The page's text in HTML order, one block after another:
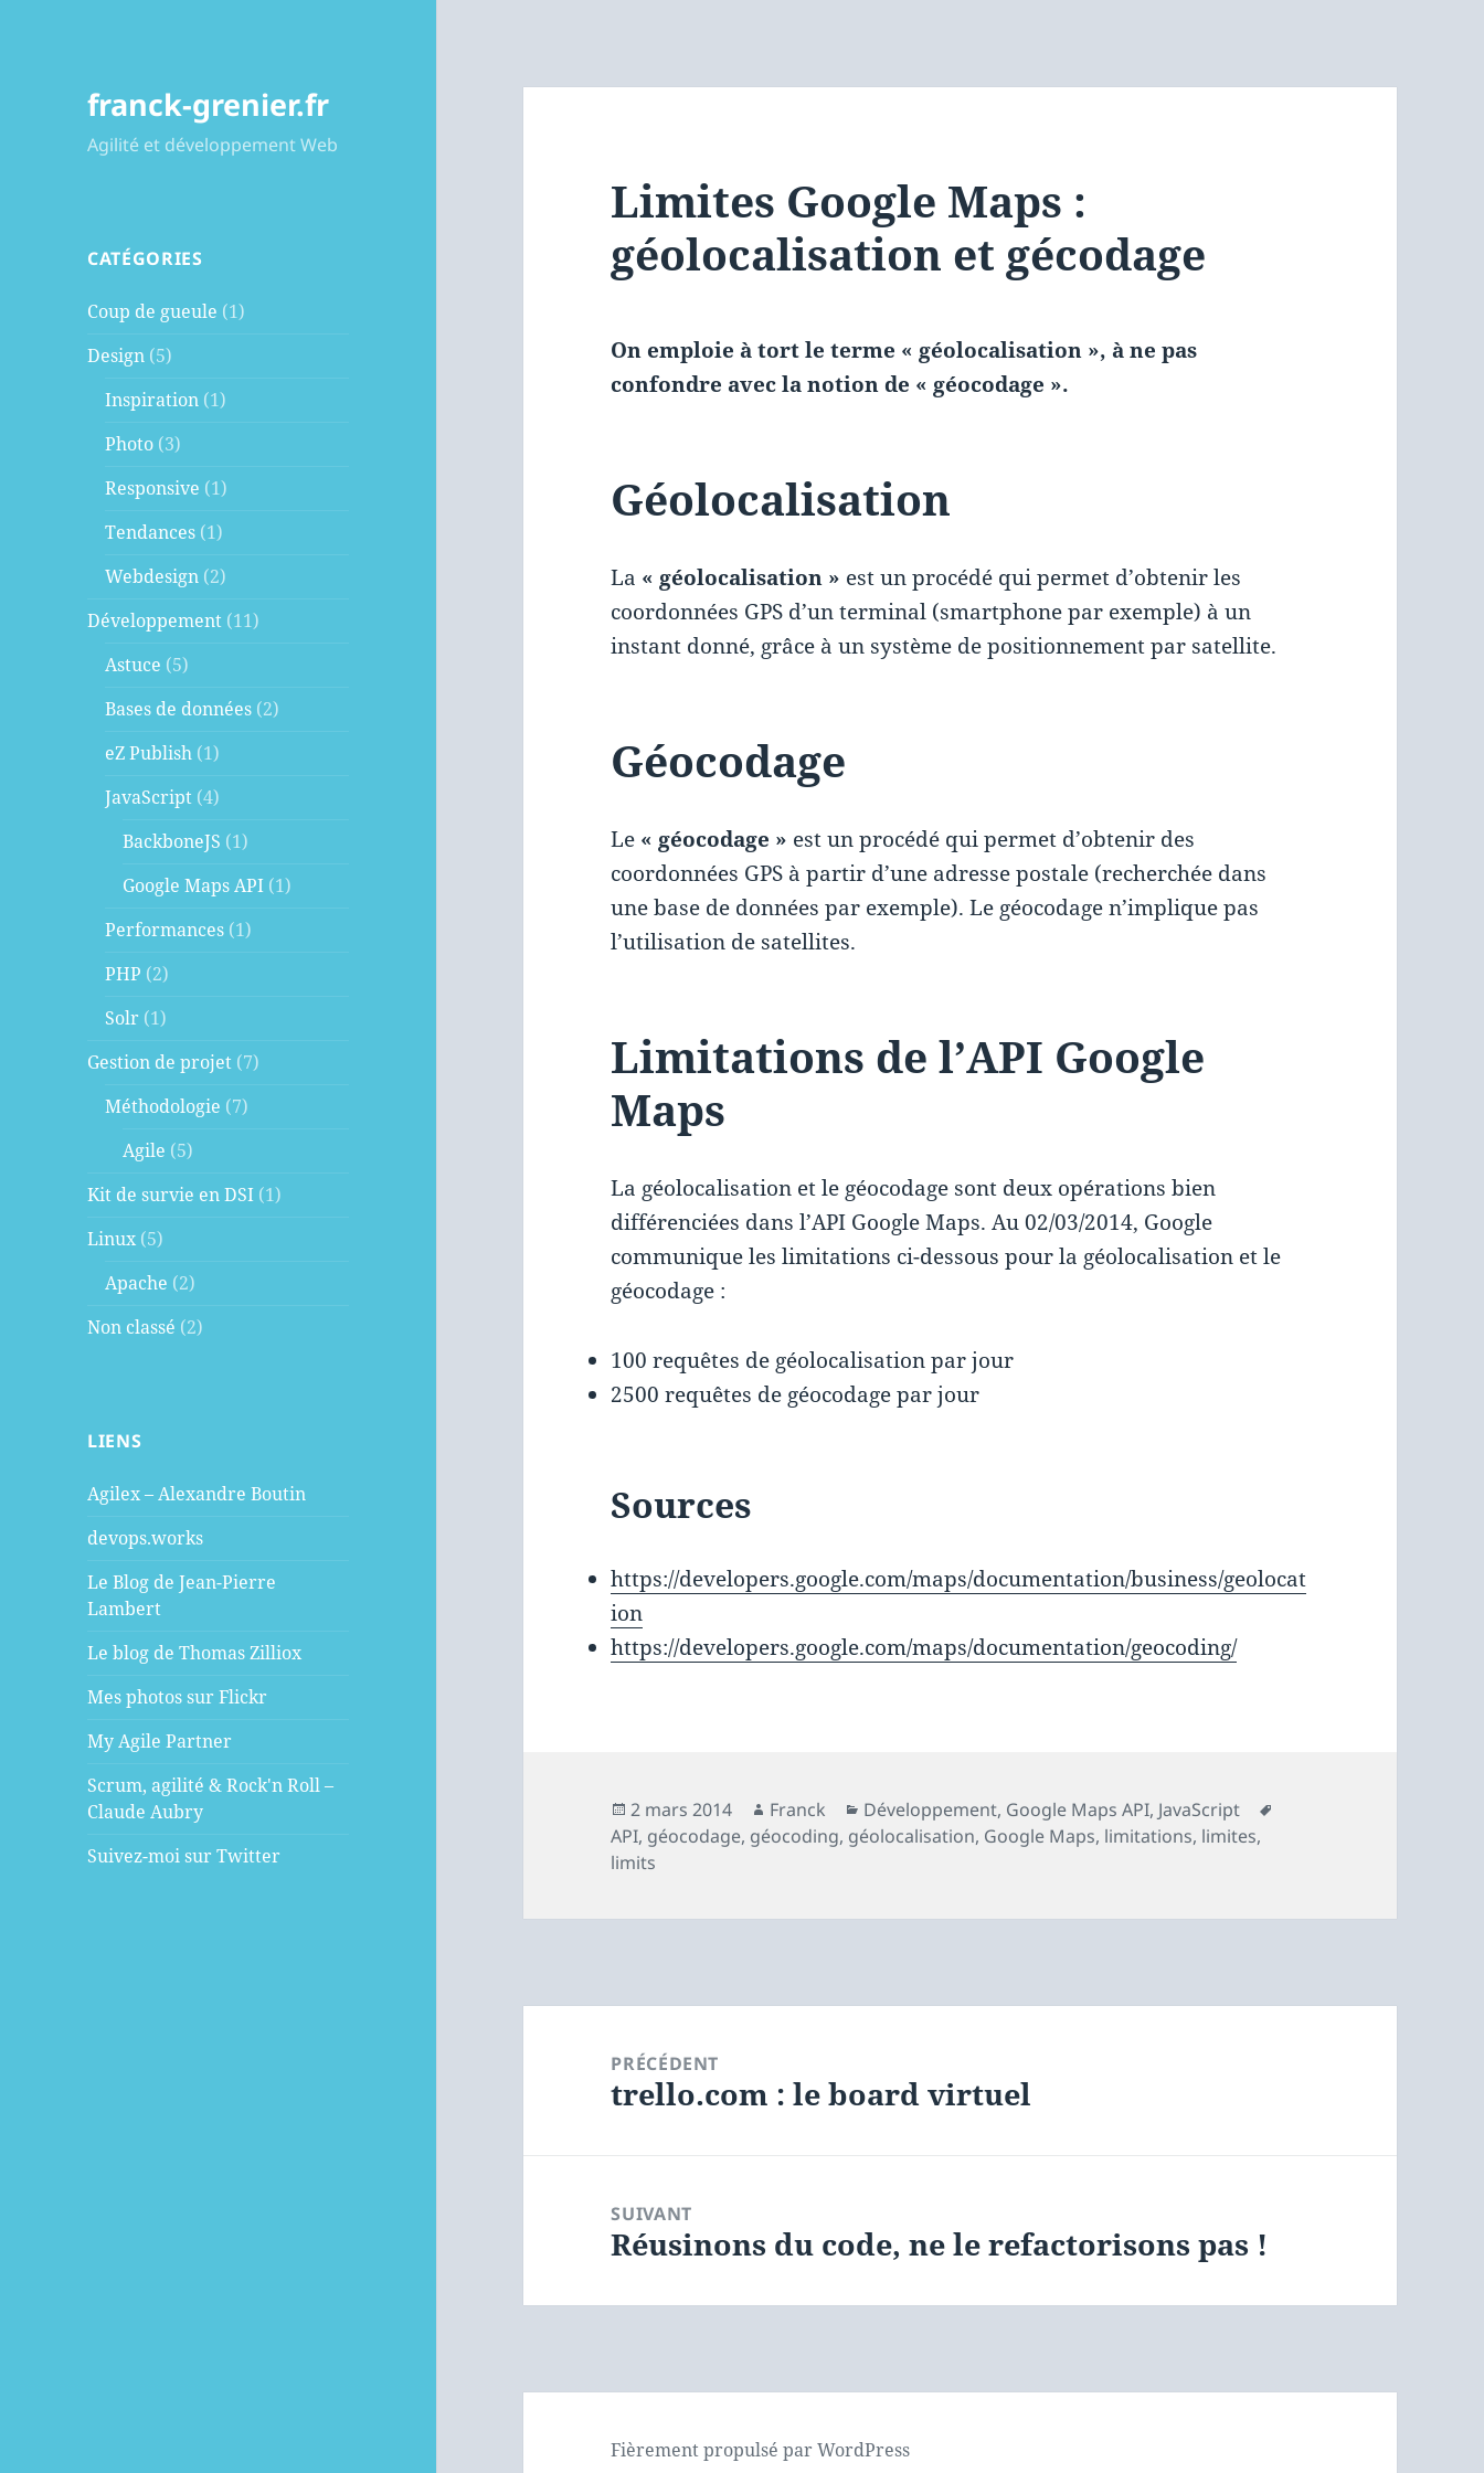
franck-grenier.fr
Agilité et développement Web
CATÉGORIES
Coup de gueule (1)
Design (5)
Inspiration (1)
Photo (3)
Responsive (1)
Tendances (1)
Webdesign (2)
Développement (11)
Astuce (5)
Bases de données (2)
eZ Publish (1)
JavaScript (4)
BackboneJS (1)
Google Maps API (1)
Performances (1)
PHP (2)
Solr (1)
Gestion de projet (7)
Méthodologie (7)
Agile (5)
Kit de survie en DSI (1)
Linux (5)
Apache (2)
Non classé (2)
LIENS
Agilex – Alexandre Boutin
devops.works
Le Blog de Jean-Pierre
Lambert
Le blog de Thomas Zilliox
Mes photos sur Flickr
My Agile Partner
Scrum, agilité & Rock'n Roll –
Claude Aubry
Suivez-moi sur Twitter
Limites Google Maps :
géolocalisation et gécodage
On emploie à tort le terme « géolocalisation », à ne pas
confondre avec la notion de « géocodage ».
Géolocalisation
La « géolocalisation » est un procédé qui permet d’obtenir les
coordonnées GPS d’un terminal (smartphone par exemple) à un
instant donné, grâce à un système de positionnement par satellite.
Géocodage
Le « géocodage » est un procédé qui permet d’obtenir des
coordonnées GPS à partir d’une adresse postale (recherchée dans
une base de données par exemple). Le géocodage n’implique pas
l’utilisation de satellites.
Limitations de l’API Google
Maps
La géolocalisation et le géocodage sont deux opérations bien
différenciées dans l’API Google Maps. Au 02/03/2014, Google
communique les limitations ci-dessous pour la géolocalisation et le
géocodage :
100 requêtes de géolocalisation par jour
2500 requêtes de géocodage par jour
Sources
https://developers.google.com/maps/documentation/business/geolocat
ion
https://developers.google.com/maps/documentation/geocoding/
Publié
le
2 mars 2014 Auteur
Franck Catégories
Développement, Google Maps API, JavaScript
API, géocodage, géocoding, géolocalisation, Google Maps, limitations, limites,
limits
PRÉCÉDENT
Article
trello.com : le board virtuel
SUIVANT
Article
Réusinons du code, ne le refactorisons pas !
Fièrement propulsé par WordPress